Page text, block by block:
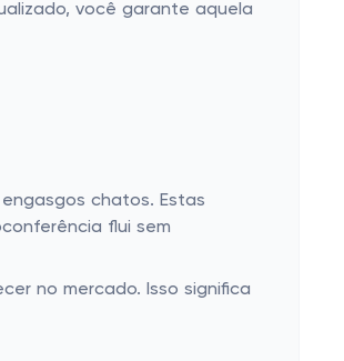
você garante aquela
chatos. Estas
flui sem
no mercado. Isso significa